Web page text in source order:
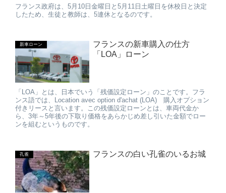
フランス政府は、5月10日金曜日と5月11日土曜日を休校日と決定
したため、生徒と教師は、5連休となるのです。
新車ローン
フランスの新車購入の仕方
「LOA」ローン
「LOA」とは、日本でいう「残価設定ローン」のことです。フラ
ンス語では、Location avec option d'achat (LOA) 購入オプション
付きリースと言います。この残価設定ローンとは、車両代金か
ら、3年～5年後の下取り価格をあらかじめ差し引いた金額でロー
ンを組むというものです。
孔雀 フランスの白い孔雀のいるお城